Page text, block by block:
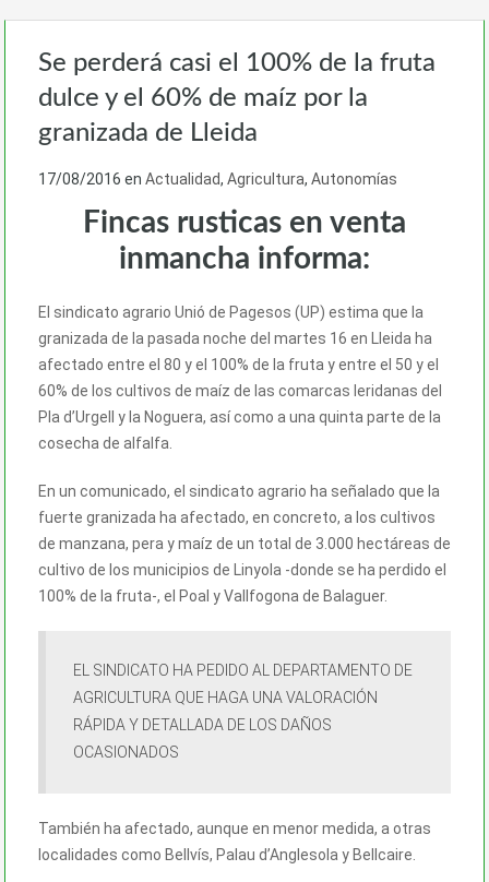
Se perderá casi el 100% de la fruta
dulce y el 60% de maíz por la
granizada de Lleida
17/08/2016 en Actualidad, Agricultura, Autonomías
Fincas rusticas en venta
inmancha informa:
El sindicato agrario Unió de Pagesos (UP) estima que la
granizada de la pasada noche del martes 16 en Lleida ha
afectado entre el 80 y el 100% de la fruta y entre el 50 y el
60% de los cultivos de maíz de las comarcas leridanas del
Pla d’Urgell y la Noguera, así como a una quinta parte de la
cosecha de alfalfa.
En un comunicado, el sindicato agrario ha señalado que la
fuerte granizada ha afectado, en concreto, a los cultivos
de manzana, pera y maíz de un total de 3.000 hectáreas de
cultivo de los municipios de Linyola -donde se ha perdido el
100% de la fruta-, el Poal y Vallfogona de Balaguer.
EL SINDICATO HA PEDIDO AL DEPARTAMENTO DE
AGRICULTURA QUE HAGA UNA VALORACIÓN
RÁPIDA Y DETALLADA DE LOS DAÑOS
OCASIONADOS
También ha afectado, aunque en menor medida, a otras
localidades como Bellvís, Palau d’Anglesola y Bellcaire.